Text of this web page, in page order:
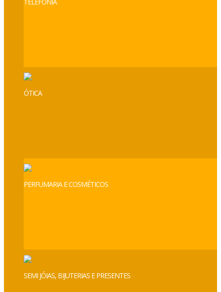
ÓTICA
PERFUMARIA E COSMÉTICOS
SEMI JÓIAS, BIJUTERIAS E PRESENTES